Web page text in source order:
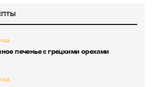
печенье с грецкими орехами